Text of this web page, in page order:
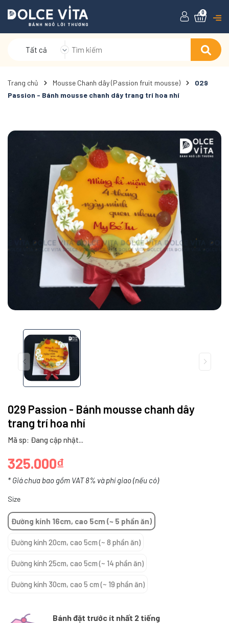
Tất cả
0
Trang chủ Mousse Chanh dây (Passion fruit mousse)
029
Passion - Bánh mousse chanh dây trang trí hoa nhí
029 Passion - Bánh mousse chanh dây
trang trí hoa nhí
Mã sp: Đang cập nhật...
325.000₫
* Giá chưa bao gồm VAT 8% và phí giao (nếu có)
Size
Đường kính 16cm, cao 5cm (~ 5 phần ăn)
Đường kính 20cm, cao 5cm (~ 8 phần ăn)
Đường kính 25cm, cao 5cm (~ 14 phần ăn)
Đường kính 30cm, cao 5 cm (~ 19 phần ăn)
Bánh đặt trước ít nhất 2 tiếng